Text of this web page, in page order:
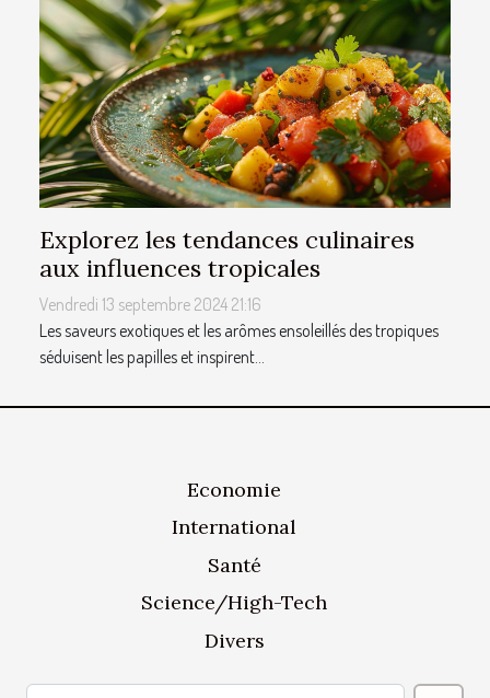
Explorez les tendances culinaires
aux influences tropicales
Vendredi 13 septembre 2024 21:16
Les saveurs exotiques et les arômes ensoleillés des tropiques
séduisent les papilles et inspirent...
Economie
International
Santé
Science/High-Tech
Divers